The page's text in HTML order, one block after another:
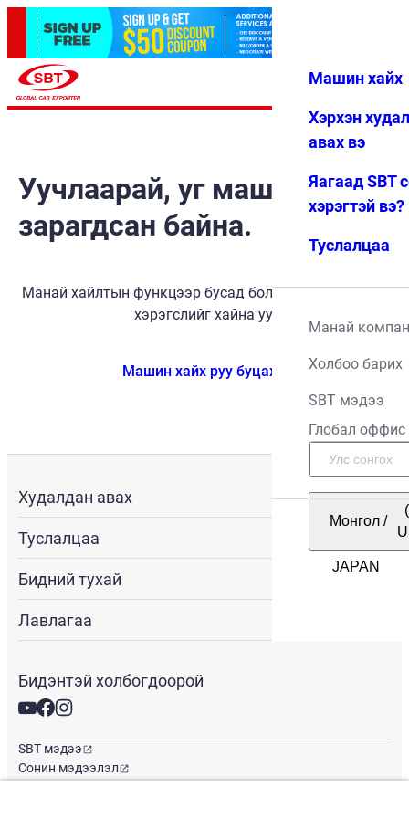
Дуртай Цэс
Машин хайх
Хэрхэн
авах вэ
Яагаад SBT
хэрэгтэй вэ?
Туслалцаа
Манай
Холбоо барих
SBT мэдээ
Глобал оффис
Монгол /
Уучлаарай, уг машин
зарагдсан байна.
Манай хайлтын функцээр бусад боломжит тээврийн
хэрэгслийг хайна уу.
Машин хайх руу буцах
Худалдан авах
Туслалцаа
Бидний тухай
Лавлагаа
Бидэнтэй холбогдоорой
SBT мэдээ
Сонин мэдээлэл